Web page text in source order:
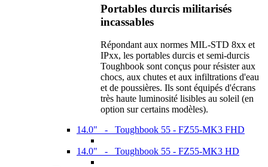
Portables durcis militarisés
incassables
Répondant aux normes MIL-STD 8xx et
IPxx, les portables durcis et semi-durcis
Toughbook sont conçus pour résister aux
chocs, aux chutes et aux infiltrations d'eau
et de poussières. Ils sont équipés d'écrans
très haute luminosité lisibles au soleil (en
option sur certains modèles).
14.0" - Toughbook 55 - FZ55-MK3 FHD
14.0" - Toughbook 55 - FZ55-MK3 HD